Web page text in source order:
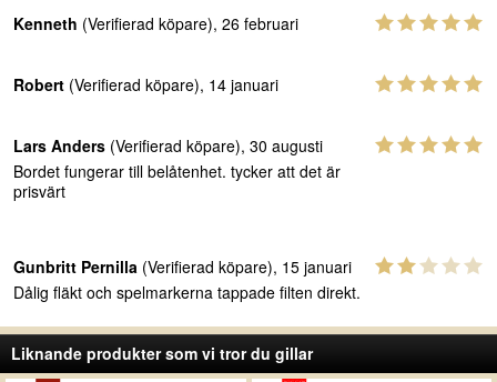
Kenneth (Verifierad köpare), 26 februari
Robert (Verifierad köpare), 14 januari
Lars Anders (Verifierad köpare), 30 augusti
Bordet fungerar till belåtenhet. tycker att det är
prisvärt
Gunbritt Pernilla (Verifierad köpare), 15 januari
Dålig fläkt och spelmarkerna tappade filten direkt.
Liknande produkter som vi tror du gillar